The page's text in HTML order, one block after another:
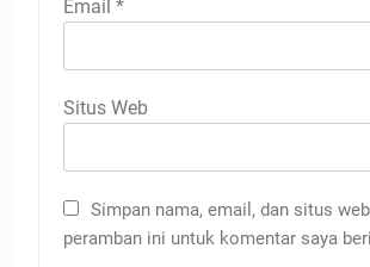
Email *
Situs Web
Simpan nama, email, dan situs
peramban ini untuk komentar saya